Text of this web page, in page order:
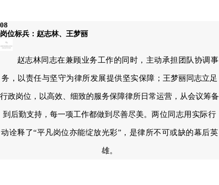
08
岗位标兵：赵志林、王梦丽
赵志林同志在兼顾业务工作的同时，主动承担团队协调事
务，以责任与坚守为律所发展提供坚实保障； 王梦丽同志立足
行政岗位，以高效、细致的服务保障律所日常运营，从会议筹备
到后勤支持，每一项工作都做到尽善尽美。 两位同志用实际行
动诠释了“平凡岗位亦能绽放光彩”，是律所不可或缺的幕后英
雄。